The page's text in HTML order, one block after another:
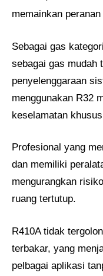
memainkan
Sebagai gas
sebagai gas mudah
penyelenggaraan
menggunakan R32
keselamatan
Profesional yang
dan memiliki
mengurangkan
ruang tertutup.
R410A tidak
terbakar, yang
pelbagai aplikasi